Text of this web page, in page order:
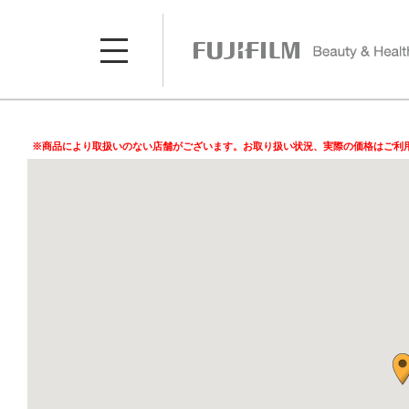
※商品により取扱いのない店舗がございます。お取り扱い状況、実際の価格はご利